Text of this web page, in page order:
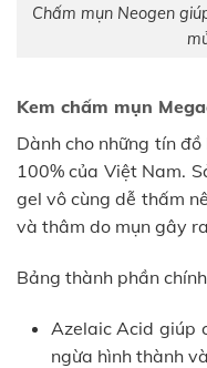
Chấm mụn Neogen
Kem chấm mụn
Dành cho những tín
100% của Việt Nam.
gel vô cùng dễ thấm
và thâm do mụn gây
Bảng thành phần
Azelaic Acid giúp
ngừa hình thành